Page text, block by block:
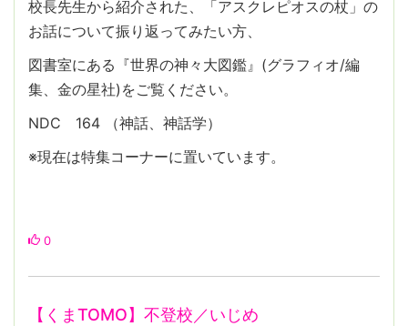
校長先生から紹介された、「アスクレピオスの杖」の
お話について振り返ってみたい方、
図書室にある『世界の神々大図鑑』(グラフィオ/編
集、金の星社)をご覧ください。
NDC 164 （神話、神話学）
※現在は特集コーナーに置いています。
0
【くまTOMO】不登校／いじめ